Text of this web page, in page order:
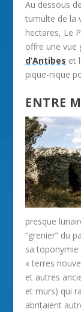
Au dessous
tumulte de la
hectares, Le
offre une vue
d’Antibes et
pique-nique
ENTRE
presque
“grenier” du
sa toponymie
« terres
et autres
et murs) qui
abritaient